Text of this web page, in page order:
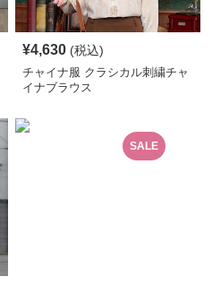
¥4,630 (税込)
チャイナ服 クラシカル刺繍チャ
イナブラウス
SALE